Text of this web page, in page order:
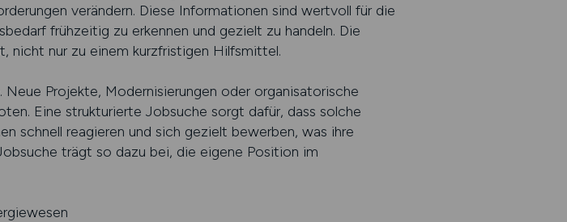
verändern. Diese Informationen sind wertvoll für die
frühzeitig zu erkennen und gezielt zu handeln. Die
nicht nur zu einem kurzfristigen Hilfsmittel.
Projekte, Modernisierungen oder organisatorische
Eine strukturierte Jobsuche sorgt dafür, dass solche
schnell reagieren und sich gezielt bewerben, was ihre
trägt so dazu bei, die eigene Position im